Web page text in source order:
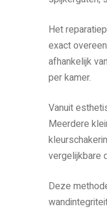
Het
exact
afhankelijk
per kamer.
Vanuit
Meerdere
vergelijkbare
Deze